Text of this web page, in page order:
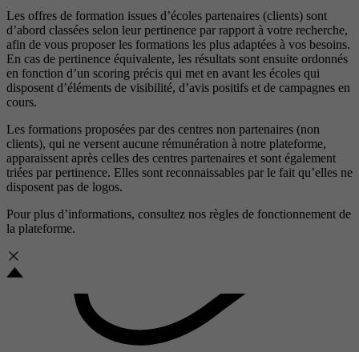
Les offres de formation issues d’écoles partenaires (clients) sont
d’abord classées selon leur pertinence par rapport à votre recherche,
afin de vous proposer les formations les plus adaptées à vos besoins.
En cas de pertinence équivalente, les résultats sont ensuite ordonnés
en fonction d’un scoring précis qui met en avant les écoles qui
disposent d’éléments de visibilité, d’avis positifs et de campagnes en
cours.
Les formations proposées par des centres non partenaires (non
clients), qui ne versent aucune rémunération à notre plateforme,
apparaissent après celles des centres partenaires et sont également
triées par pertinence. Elles sont reconnaissables par le fait qu’elles ne
disposent pas de logos.
Pour plus d’informations, consultez nos règles de fonctionnement de
la plateforme.